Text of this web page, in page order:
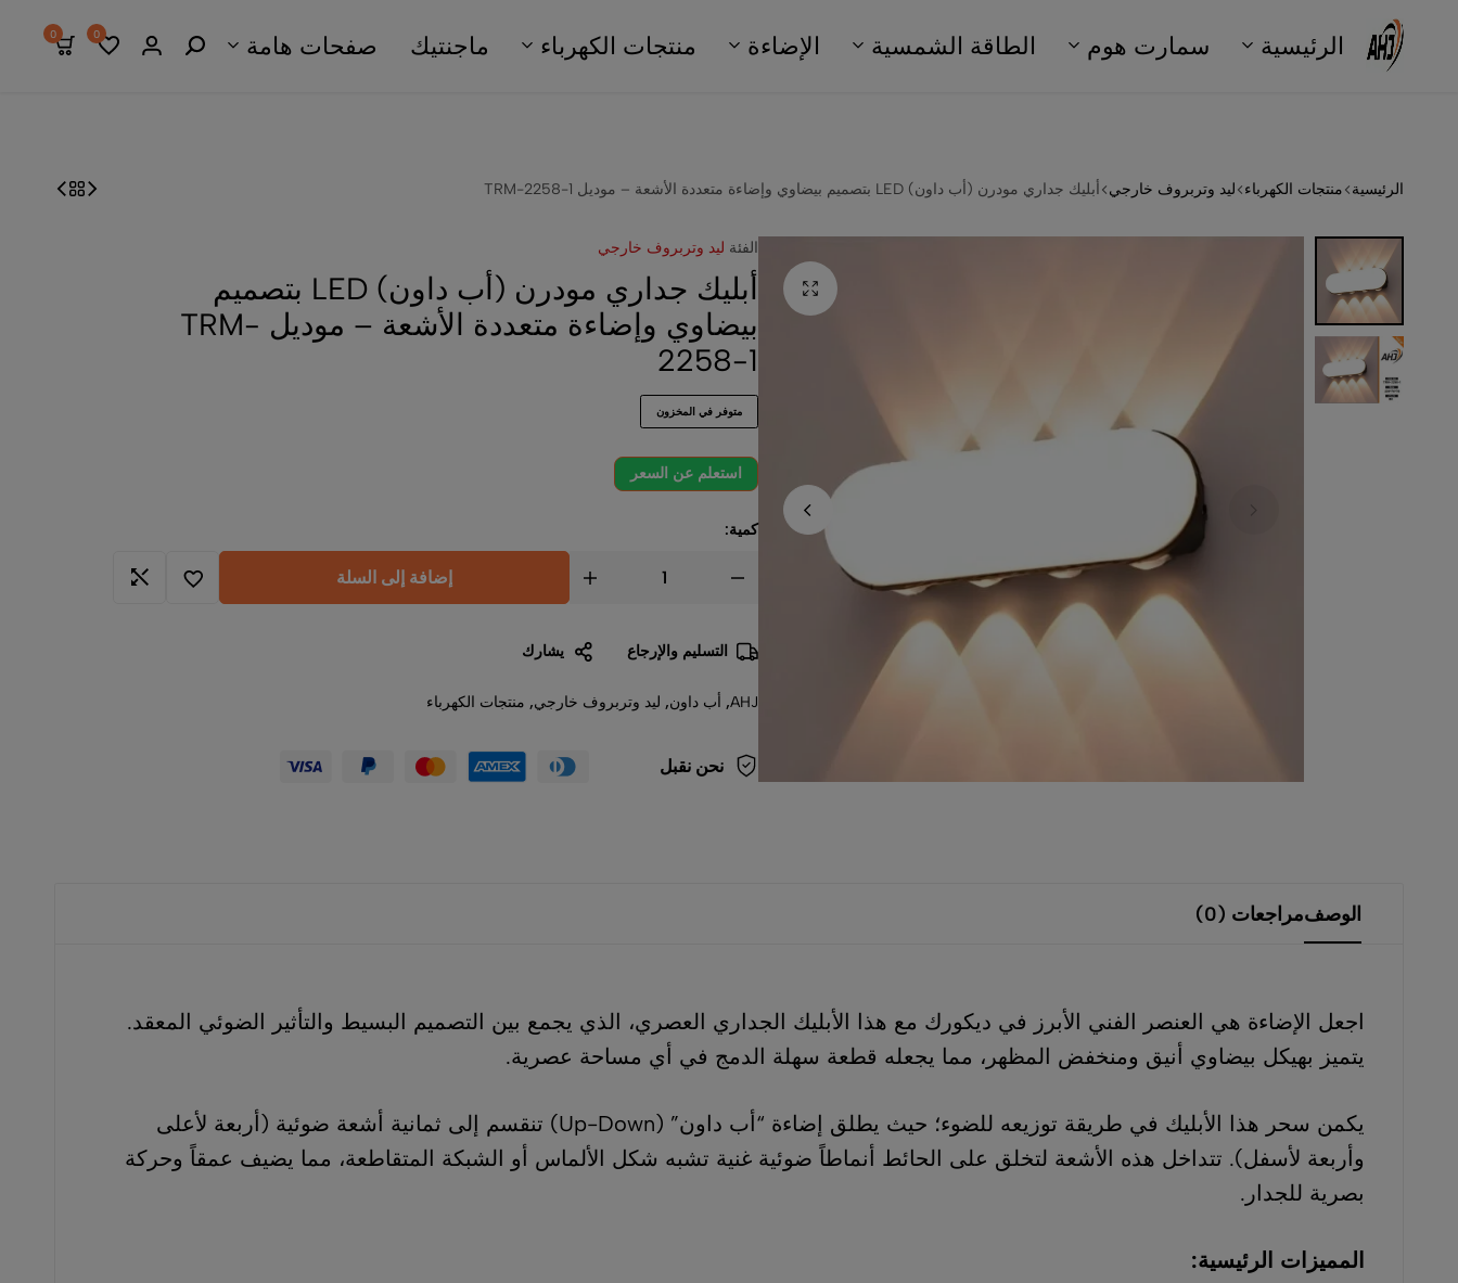
Company
الجبعان
متخصصة
في
حلول
السمارت
هوم،
الجودة
المنازل
والمشاريع
الأسعار
وخدمة
موثوقة
الرئيسية سمارت هوم الطاقة الشمسية الإضاءة منتجات الكهرباء ماجنتيك صفحات هامة 0
0
الرئيسية منتجات الكهرباء ليد وتربروف خارجي أبليك جداري مودرن (أب داون) LED بتصميم بيضاوي وإضاءة متعددة الأشعة – موديل TRM-2258-1
الفئة ليد وتربروف خارجي
أبليك جداري مودرن (أب داون) LED بتصميم
بيضاوي وإضاءة متعددة الأشعة – موديل TRM-
2258-1
متوفر في المخزون
استعلم عن السعر
كمية:
إضافة إلى السلة
التسليم والإرجاع يشارك
AHJ
, أب داون, ليد وتربروف خارجي, منتجات الكهرباء
نحن نقبل
الوصفمراجعات (0)
اجعل الإضاءة هي العنصر الفني الأبرز في ديكورك مع هذا الأبليك الجداري العصري، الذي يجمع بين التصميم البسيط والتأثير الضوئي المعقد.
يتميز بهيكل بيضاوي أنيق ومنخفض المظهر، مما يجعله قطعة سهلة الدمج في أي مساحة عصرية.
يكمن سحر هذا الأبليك في طريقة توزيعه للضوء؛ حيث يطلق إضاءة “أب داون” (Up-Down) تنقسم إلى ثمانية أشعة ضوئية (أربعة لأعلى
وأربعة لأسفل). تتداخل هذه الأشعة لتخلق على الحائط أنماطاً ضوئية غنية تشبه شكل الألماس أو الشبكة المتقاطعة، مما يضيف عمقاً وحركة
بصرية للجدار.
المميزات الرئيسية: